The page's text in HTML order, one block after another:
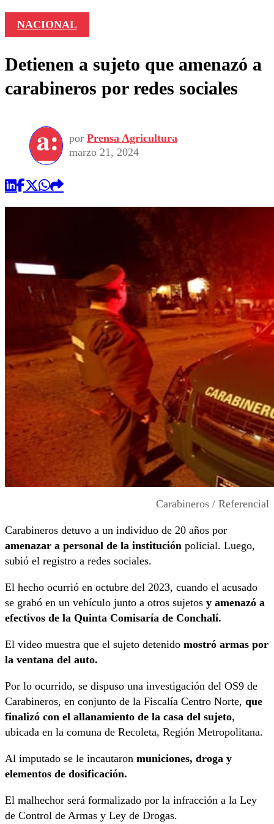
NACIONAL
Detienen a sujeto que amenazó a
carabineros por redes sociales
por Prensa Agricultura
marzo 21, 2024
Carabineros / Referencial
Carabineros detuvo a un individuo de 20 años por
amenazar a personal de la institución policial. Luego,
subió el registro a redes sociales.
El hecho ocurrió en octubre del 2023, cuando el acusado
se grabó en un vehículo junto a otros sujetos y amenazó a
efectivos de la Quinta Comisaría de Conchalí.
El video muestra que el sujeto detenido mostró armas por
la ventana del auto.
Por lo ocurrido, se dispuso una investigación del OS9 de
Carabineros, en conjunto de la Fiscalía Centro Norte, que
finalizó con el allanamiento de la casa del sujeto,
ubicada en la comuna de Recoleta, Región Metropolitana.
Al imputado se le incautaron municiones, droga y
elementos de dosificación.
El malhechor será formalizado por la infracción a la Ley
de Control de Armas y Ley de Drogas.